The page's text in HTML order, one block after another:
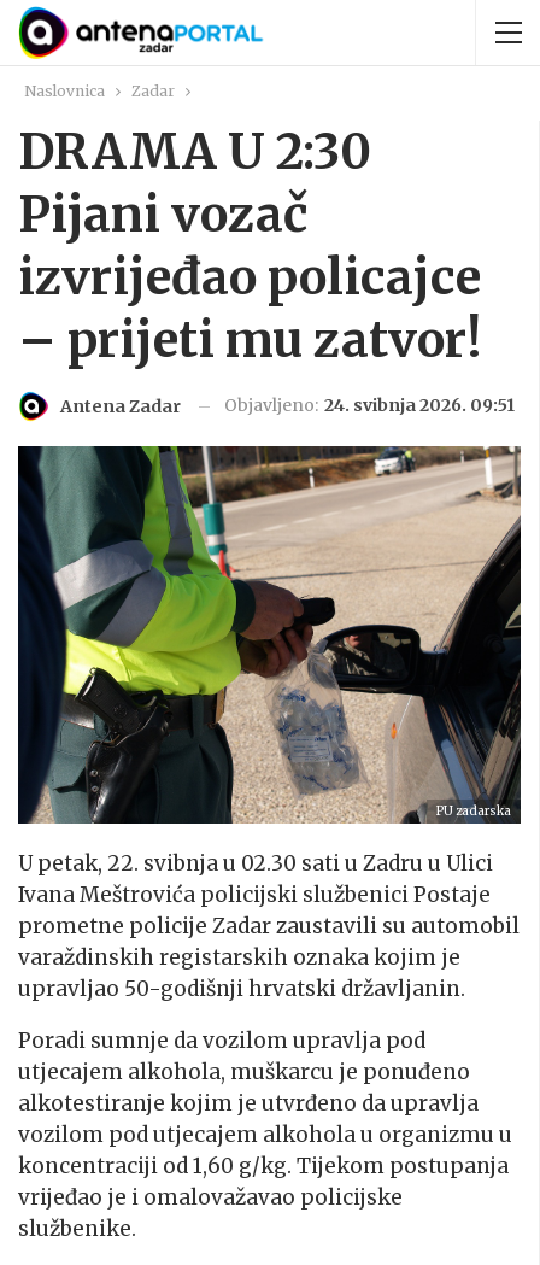
Naslovnica Zadar
DRAMA U 2:30
Pijani vozač
izvrijeđao policajce
– prijeti mu zatvor!
Antena Zadar Objavljeno: 24. svibnja 2026. 09:51
PU zadarska
U petak, 22. svibnja u 02.30 sati u Zadru u Ulici
Ivana Meštrovića policijski službenici Postaje
prometne policije Zadar zaustavili su automobil
varaždinskih registarskih oznaka kojim je
upravljao 50-godišnji hrvatski državljanin.
Poradi sumnje da vozilom upravlja pod
utjecajem alkohola, muškarcu je ponuđeno
alkotestiranje kojim je utvrđeno da upravlja
vozilom pod utjecajem alkohola u organizmu u
koncentraciji od 1,60 g/kg. Tijekom postupanja
vrijeđao je i omalovažavao policijske
službenike.